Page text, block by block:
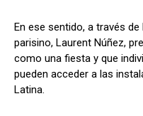
En ese sentido, a través
parisino, Laurent Núñez,
como una fiesta y que
pueden acceder a las
Latina.